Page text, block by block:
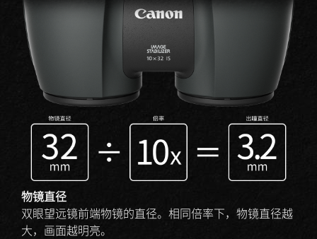
物镜直径
双眼望远镜前端物镜的直径。相同倍率下，物镜直径越
大，画面越明亮。